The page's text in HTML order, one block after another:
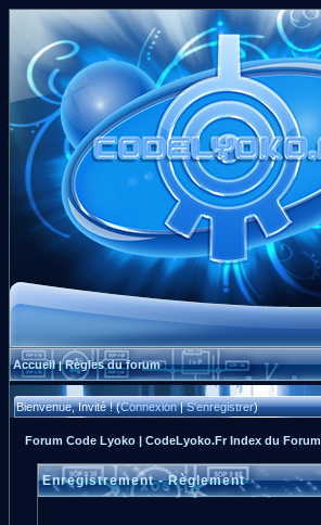
Accueil|Règles du forum
Bienvenue, Invité ! (Connexion|S'enregistrer)
Forum Code Lyoko | CodeLyoko.Fr Index du Forum
Enregistrement - Règlement